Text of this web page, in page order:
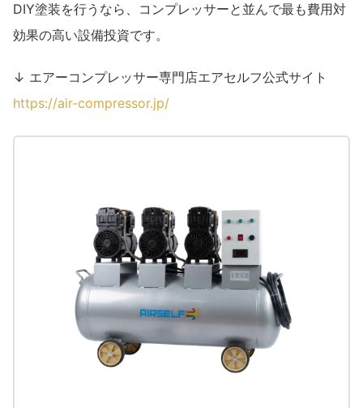
DIY塗装を行うなら、コンプレッサーと並んで最も費用対
効果の高い設備投資です。
↓ エアーコンプレッサー専門店エアセルフ公式サイト
https://air-compressor.jp/